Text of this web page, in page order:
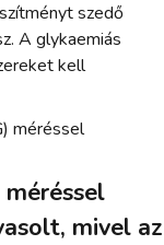
szedő
A glykaemiás
kell
méréssel
mivel az